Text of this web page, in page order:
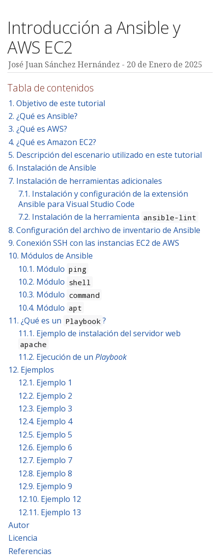
Introducción a Ansible y
AWS EC2
José Juan Sánchez Hernández - 20 de Enero de 2025
Tabla de contenidos
1. Objetivo de este tutorial
2. ¿Qué es Ansible?
3. ¿Qué es AWS?
4. ¿Qué es Amazon EC2?
5. Descripción del escenario utilizado en este tutorial
6. Instalación de Ansible
7. Instalación de herramientas adicionales
7.1. Instalación y configuración de la extensión
Ansible para Visual Studio Code
7.2. Instalación de la herramienta ansible-lint
8. Configuración del archivo de inventario de Ansible
9. Conexión SSH con las instancias EC2 de AWS
10. Módulos de Ansible
10.1. Módulo ping
10.2. Módulo shell
10.3. Módulo command
10.4. Módulo apt
11. ¿Qué es un Playbook ?
11.1. Ejemplo de instalación del servidor web
apache
11.2. Ejecución de un Playbook
12. Ejemplos
12.1. Ejemplo 1
12.2. Ejemplo 2
12.3. Ejemplo 3
12.4. Ejemplo 4
12.5. Ejemplo 5
12.6. Ejemplo 6
12.7. Ejemplo 7
12.8. Ejemplo 8
12.9. Ejemplo 9
12.10. Ejemplo 12
12.11. Ejemplo 13
Autor
Licencia
Referencias